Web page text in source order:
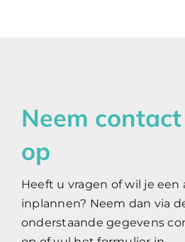
Neem
op
Heeft u vragen of wil je een
inplannen? Neem dan via
onderstaande gegevens